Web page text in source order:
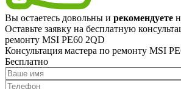
Вы остаетесь довольны и рекомендуете
Оставьте заявку на бесплатную
ремонту MSI PE60 2QD
Консультация мастера по ремонту MSI
Бесплатно